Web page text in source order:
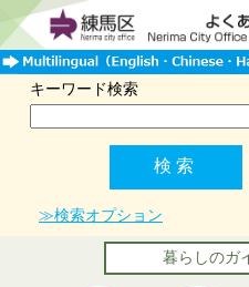
キーワード検索
≫検索オプション
暮らしのガ